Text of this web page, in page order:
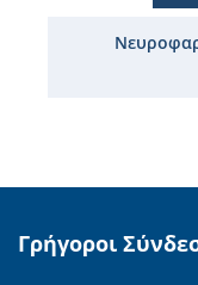
Γρήγοροι